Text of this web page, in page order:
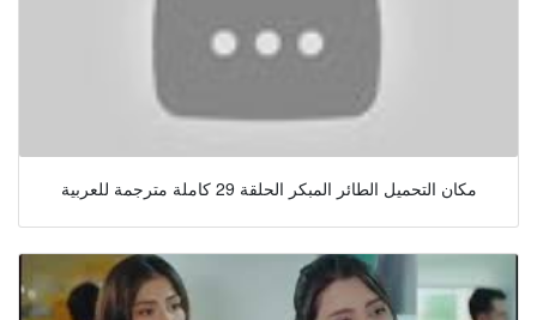
مكان التحميل الطائر المبكر الحلقة 29 كاملة مترجمة للعربية